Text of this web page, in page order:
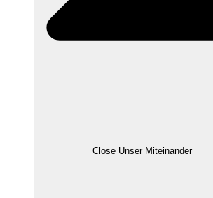
Close Unser Miteinander